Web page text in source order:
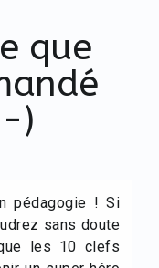
que
)
pédagogie ! Si
sans doute
les 10 clefs